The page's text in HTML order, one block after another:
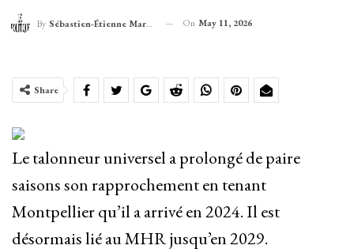
By Sébastien-Étienne Marechal On May 11, 2026
Share
Le talonneur universel a prolongé de paire
saisons son rapprochement en tenant
Montpellier qu’il a arrivé en 2024. Il est
désormais lié au MHR jusqu’en 2029.